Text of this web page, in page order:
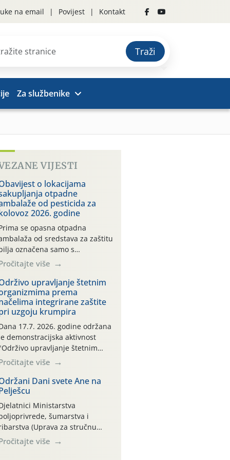
na email Povijest Kontakt
Traži
Za službenike
VIJESTI
o lokacijama
otpadne
od pesticida za
2026. godine
se opasna otpadna
od sredstava za zaštitu
označena samo s
i oznakom
CROCPA EKO MODEL:
ambalaža kao i
drugih proizvoda koji
sredstva za zaštitu bilja
(npr. ambalaža od mineralnih
se ne prihvaća.
je osiguran
povrat prazne
isključivo ovih tvrtki:
MAKS, AGRONOM,
TKI* (PINUS […]
više
upravljanje štetnim
prema
integrirane zaštite
uzgoju krumpira
17.7. 2026. godine održana
demonstracijska aktivnost
upravljanje štetnim
prema načelima
integrirane zaštite pri uzgoju
na pokusnom polju
kraj naselja Belica
parcela ID 2445031)
dio Međimurske
više
Dani svete Ane na
Ministarstva
šumarstva i
(Uprava za stručnu
razvoju poljoprivrede)
sudjelovali su na tradicionalnom
više